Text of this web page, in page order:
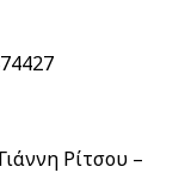
Ρίτσου –